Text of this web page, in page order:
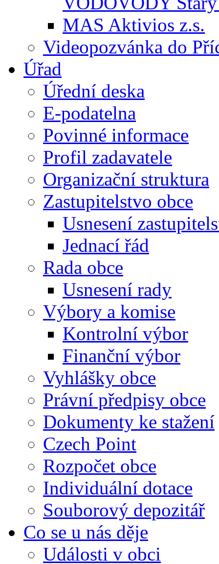
MAS Aktivios z.s.
Videopozvánka do
Úřad
Úřední deska
E-podatelna
Povinné informace
Profil zadavatele
Organizační struktura
Zastupitelstvo obce
Usnesení
Jednací řád
Rada obce
Usnesení rady
Výbory a komise
Kontrolní výbor
Finanční výbor
Vyhlášky obce
Právní předpisy obce
Dokumenty ke stažení
Czech Point
Rozpočet obce
Individuální dotace
Souborový depozitář
Co se u nás děje
Události v obci